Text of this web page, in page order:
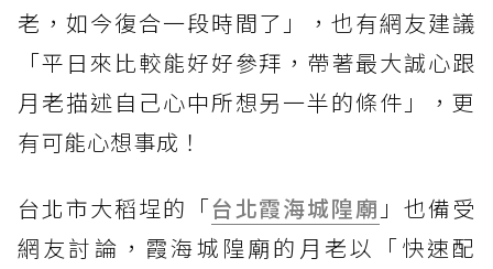
老，如今復合一段時間了」，也有網友建議
「平日來比較能好好參拜，帶著最大誠心跟
月老描述自己心中所想另一半的條件」，更
有可能心想事成！
台北市大稻埕的「台北霞海城隍廟 」也備受
網友討論，霞海城隍廟的月老以「快速配